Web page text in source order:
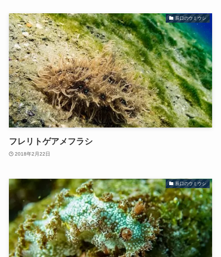
辰口のウミウシ
フレリトゲアメフラシ
2018年2月22日
辰口のウミウシ